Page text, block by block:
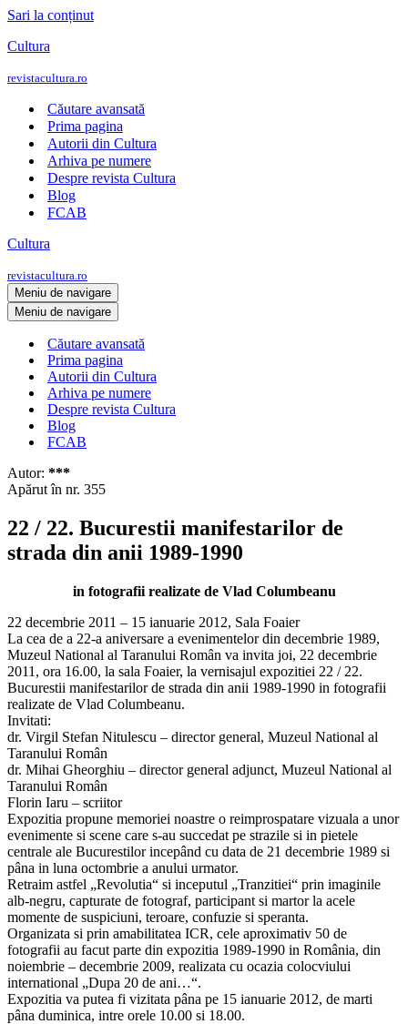
Sari la conținut
Cultura
revistacultura.ro
Căutare avansată
Prima pagina
Autorii din Cultura
Arhiva pe numere
Despre revista Cultura
Blog
FCAB
Cultura
revistacultura.ro
Meniu de navigare
Meniu de navigare
Căutare avansată
Prima pagina
Autorii din Cultura
Arhiva pe numere
Despre revista Cultura
Blog
FCAB
Autor: ***
Apărut în nr. 355
22 / 22. Bucurestii manifestarilor de
strada din anii 1989-1990
in fotografii realizate de Vlad Columbeanu
22 decembrie 2011 – 15 ianuarie 2012, Sala Foaier
La cea de a 22-a aniversare a evenimentelor din decembrie 1989,
Muzeul National al Taranului Român va invita joi, 22 decembrie
2011, ora 16.00, la sala Foaier, la vernisajul expozitiei 22 / 22.
Bucurestii manifestarilor de strada din anii 1989-1990 in fotografii
realizate de Vlad Columbeanu.
Invitati:
dr. Virgil Stefan Nitulescu – director general, Muzeul National al
Taranului Român
dr. Mihai Gheorghiu – director general adjunct, Muzeul National al
Taranului Român
Florin Iaru – scriitor
Expozitia propune memoriei noastre o reimprospatare vizuala a unor
evenimente si scene care s-au succedat pe strazile si in pietele
centrale ale Bucurestilor incepând cu data de 21 decembrie 1989 si
pâna in luna octombrie a anului urmator.
Retraim astfel „Revolutia“ si inceputul „Tranzitiei“ prin imaginile
alb-negru, capturate de fotograf, participant si martor la acele
momente de suspiciuni, teroare, confuzie si speranta.
Organizata si prin amabilitatea ICR, cele aproximativ 50 de
fotografii au facut parte din expozitia 1989-1990 in România, din
noiembrie – decembrie 2009, realizata cu ocazia colocviului
international „Dupa 20 de ani…“.
Expozitia va putea fi vizitata pâna pe 15 ianuarie 2012, de marti
pâna duminica, intre orele 10.00 si 18.00.